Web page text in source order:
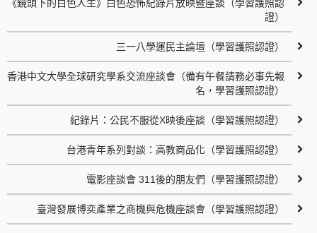
《鏡頭下的白色人生》白色恐怖紀錄片放映暨座談（學習護照認
證）
三一八學運民主論壇（學習護照認證）
香港中文大學全球研究學系交流座談會（備有午餐請務必事先報
名，學習護照認證）
紀錄片：公民不服從X映後座談（學習護照認證）
台港青年系列對談：高教商品化（學習護照認證）
電影座談會 311後的朋友們（學習護照認證）
臺灣發展博奕產業之商機與危機座談會（學習護照認證）